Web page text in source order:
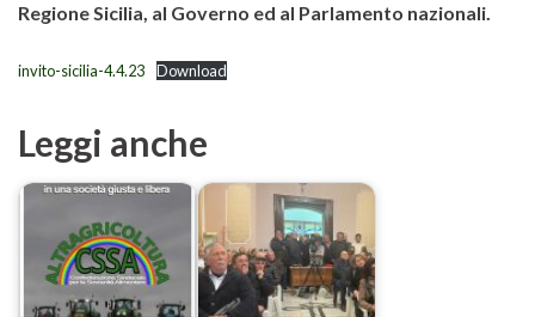
Regione Sicilia, al Governo ed al Parlamento nazionali.
invito-sicilia-4.4.23 Download
Leggi anche